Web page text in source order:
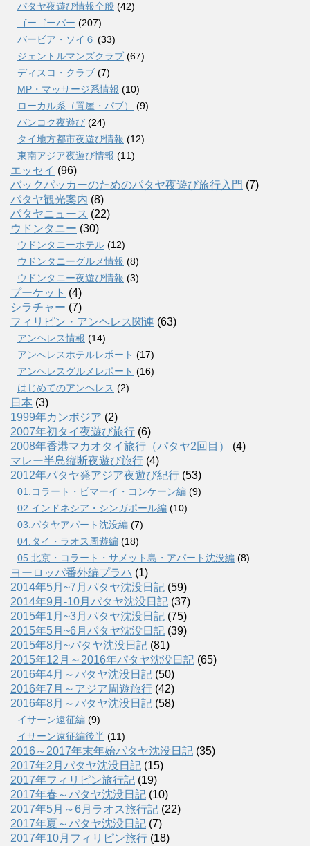
パタヤ夜遊び情報全般 (42)
ゴーゴーバー (207)
バービア・ソイ６ (33)
ジェントルマンズクラブ (67)
ディスコ・クラブ (7)
MP・マッサージ系情報 (10)
ローカル系（置屋・パブ）
(9)
バンコク夜遊び (24)
タイ地方都市夜遊び情報 (12)
東南アジア夜遊び情報 (11)
エッセイ (96)
バックパッカーのためのパタヤ夜遊び旅行入門 (7)
パタヤ観光案内 (8)
パタヤニュース (22)
ウドンタニー (30)
ウドンタニーホテル (12)
ウドンタニーグルメ情報 (8)
ウドンタニー夜遊び情報 (3)
プーケット (4)
シラチャー (7)
フィリピン・アンヘレス関連 (63)
アンヘレス情報 (14)
アンへレスホテルレポート (17)
アンヘレスグルメレポート (16)
はじめてのアンヘレス (2)
日本 (3)
1999年カンボジア (2)
2007年初タイ夜遊び旅行 (6)
2008年香港マカオタイ旅行（パタヤ2回目）
(4)
マレー半島縦断夜遊び旅行 (4)
2012年パタヤ発アジア夜遊び紀行 (53)
01.コラート・ピマーイ・コンケーン編 (9)
02.インドネシア・シンガポール編 (10)
03.パタヤアパート沈没編 (7)
04.タイ・ラオス周遊編 (18)
05.北京・コラート・サメット島・アパート沈没編 (8)
ヨーロッパ番外編プラハ (1)
2014年5月~7月パタヤ沈没日記 (59)
2014年9月-10月パタヤ沈没日記 (37)
2015年1月~3月パタヤ沈没日記 (75)
2015年5月~6月パタヤ沈没日記 (39)
2015年8月~パタヤ沈没日記 (81)
2015年12月～2016年パタヤ沈没日記 (65)
2016年4月～パタヤ沈没日記 (50)
2016年7月～アジア周遊旅行 (42)
2016年8月～パタヤ沈没日記 (58)
イサーン遠征編 (9)
イサーン遠征編後半 (11)
2016～2017年末年始パタヤ沈没日記 (35)
2017年2月パタヤ沈没日記 (15)
2017年フィリピン旅行記 (19)
2017年春～パタヤ沈没日記 (10)
2017年5月～6月ラオス旅行記 (22)
2017年夏～パタヤ沈没日記 (7)
2017年10月フィリピン旅行 (18)